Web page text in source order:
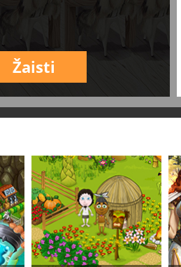
Žaisti